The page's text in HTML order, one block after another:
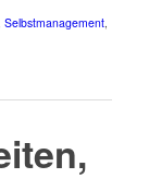
Selbstmanagement,